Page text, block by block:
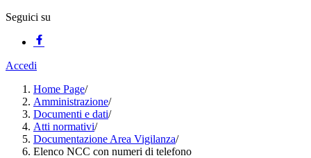
Seguici su
Accedi
Home Page/
Amministrazione/
Documenti e dati/
Atti normativi/
Documentazione Area Vigilanza/
Elenco NCC con numeri di telefono